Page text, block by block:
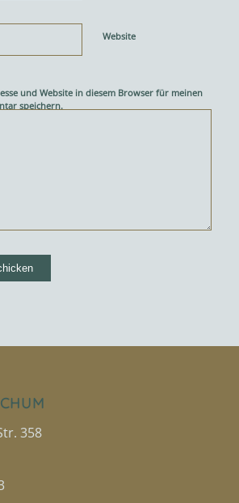
Website
und Website in diesem Browser für meinen
speichern.
358